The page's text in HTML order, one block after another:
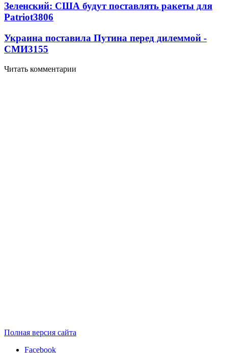
Зеленский: США будут поставлять ракеты для
Patriot3806
Украина поставила Путина перед дилеммой -
СМИ3155
Читать комментарии
Полная версия сайта
Facebook